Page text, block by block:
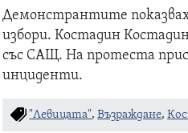
Демонстрантите
избори. Костадин
със САЩ. На протеста
инциденти.
"Левицата",Възраждане,